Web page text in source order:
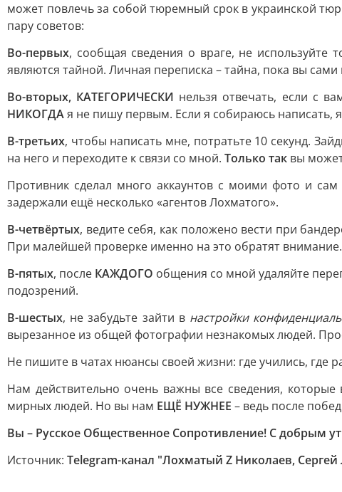
может повлечь за собой тюремный срок в украинской
пару советов:
Во-первых, сообщая сведения о враге, не используйте
являются тайной. Личная переписка – тайна, пока вы
Во-вторых, КАТЕГОРИЧЕСКИ нельзя отвечать, если с
НИКОГДАя не пишу первым. Если я собираюсь написать,
В-третьих, чтобы написать мне, потратьте 10 секунд.
на него и переходите к связи со мной. Только так вы
Противник сделал много аккаунтов с моими фото и
задержали ещё несколько «агентов Лохматого».
В-четвёртых, ведите себя, как положено вести при
При малейшей проверке именно на это обратят внимание.
В-пятых, после КАЖДОГО общения со мной удаляйте
подозрений.
В-шестых, не забудьте зайти внастройки
вырезанное из общей фотографии незнакомых людей.
Не пишите в чатах нюансы своей жизни: где учились, где
Нам действительно очень важны все сведения,
мирных людей. Но вы нам ЕЩЁ НУЖНЕЕ – ведь после
Вы – Русское Общественное Сопротивление! С добрым
Источник: Telegram-канал "Лохматый Z Николаев, Сергей